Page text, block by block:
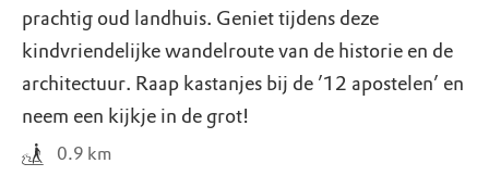
prachtig oud landhuis. Geniet tijdens deze
kindvriendelijke wandelroute van de historie en de
architectuur. Raap kastanjes bij de ’12 apostelen’ en
neem een kijkje in de grot!
0.9 km